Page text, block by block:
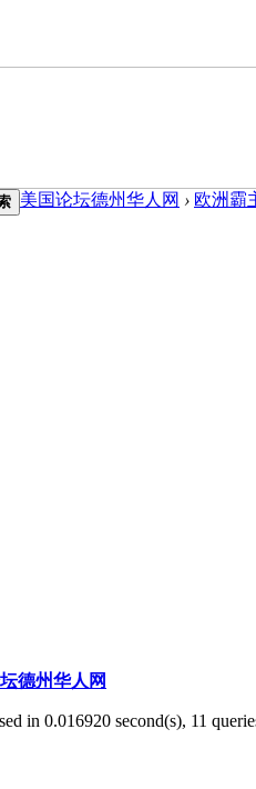
美国论坛德州华人网 › 欧洲霸
德州华人网
in 0.016920 second(s), 11